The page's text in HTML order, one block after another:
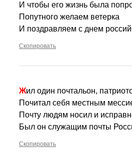
И чтобы его жизнь была
Попутного желаем ветерка
И поздравляем с днем
Скопировать
Жил один почтальон,
Почитал себя местным
Почту людям носил и
Был он служащим почты
Скопировать